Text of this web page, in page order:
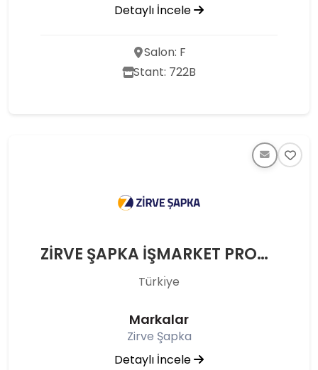
Detaylı İncele
Salon: F
Stant: 722B
ZİRVE ŞAPKA İŞMARKET PROMOSYON AKS SAN TİC LTD ŞTİ
Türkı̇ye
Markalar
Zirve Şapka
Detaylı İncele